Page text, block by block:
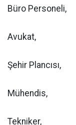
Büro Personeli,
Avukat,
Şehir Plancısı,
Mühendis,
Tekniker,